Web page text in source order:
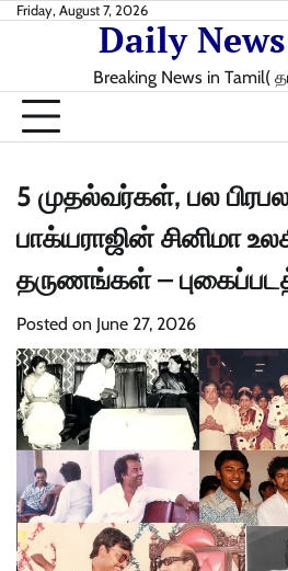
SkipFriday, August 7, 2026
Daily
Breaking News in Tamil(
5 முதல்வர்கள், பல
பாக்யராஜின் சினிமா
தருணங்கள் –
Posted on June 27, 2026